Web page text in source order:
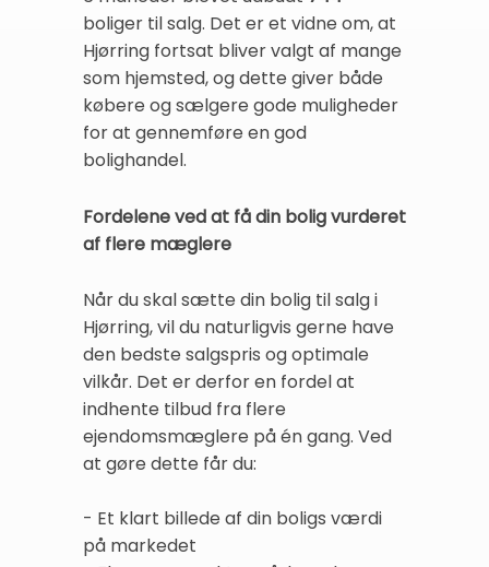
boliger til salg. Det er et vidne om, at
Hjørring fortsat bliver valgt af mange
som hjemsted, og dette giver både
købere og sælgere gode muligheder
for at gennemføre en god
bolighandel.
Fordelene ved at få din bolig vurderet
af flere mæglere
Når du skal sætte din bolig til salg i
Hjørring, vil du naturligvis gerne have
den bedste salgspris og optimale
vilkår. Det er derfor en fordel at
indhente tilbud fra flere
ejendomsmæglere på én gang. Ved
at gøre dette får du:
- Et klart billede af din boligs værdi
på markedet